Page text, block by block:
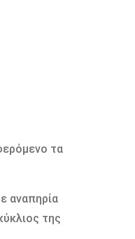
τα
αναπηρία
της